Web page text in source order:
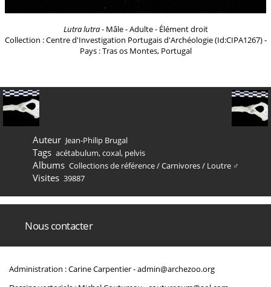
Lutra lutra- Mâle - Adulte - Élément droit
Collection : Centre d'Investigation Portugais d'Archéologie (Id:CIPA1267) -
Pays : Tras os Montes, Portugal
Auteur Jean-Philip Brugal
Tags acétabulum,coxal, pelvis
Albums Collections de référence/Carnivores/ Loutre ♂
Visites 39887
Nous contacter
Administration : Carine Carpentier -admin@archezoo.org